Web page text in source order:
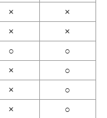
×
×
×
×
○
○
×
○
×
○
×
○